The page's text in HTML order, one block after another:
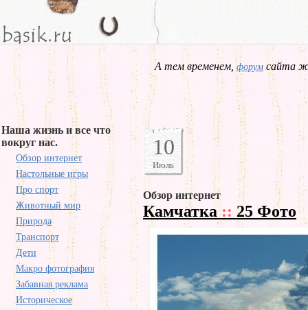
А тем временем,форум сайта
Наша жизнь и все что
вокруг нас.
Обзор интернет
Настольные игры
Про спорт
Животный мир
Природа
Транспорт
Дети
Макро фотография
Забавная реклама
Историческое
10
Июль
Обзор интернет
Камчатка:: 25 Фото